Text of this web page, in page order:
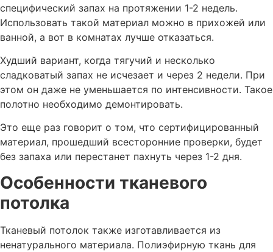
специфический запах на протяжении 1-2 недель.
Использовать такой материал можно в прихожей или
ванной, а вот в комнатах лучше отказаться.
Худший вариант, когда тягучий и несколько
сладковатый запах не исчезает и через 2 недели. При
этом он даже не уменьшается по интенсивности. Такое
полотно необходимо демонтировать.
Это еще раз говорит о том, что сертифицированный
материал, прошедший всесторонние проверки, будет
без запаха или перестанет пахнуть через 1-2 дня.
Особенности тканевого
потолка
Тканевый потолок также изготавливается из
ненатурального материала. Полиэфирную ткань для